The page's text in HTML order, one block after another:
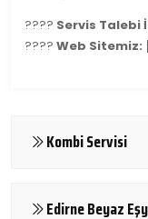
???? Servis Talebi
???? Web Sitemiz:
Kombi Servisi
Edirne Beyaz